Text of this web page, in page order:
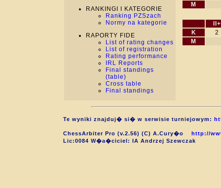
RANKINGI I KATEGORIE
Ranking PZSzach
Normy na kategorie
RAPORTY FIDE
List of rating changes
List of registration
Rating performance
IRL Reports
Final standings
(table)
Cross table
Final standings
M
II+
K
2
M
Te wyniki znajduj� si� w serwisie turniejowym:
ChessArbiter Pro (v.2.56) (C) A.Cury�o
http://
Lic:0084 W�a�ciciel: IA Andrzej Szewczak